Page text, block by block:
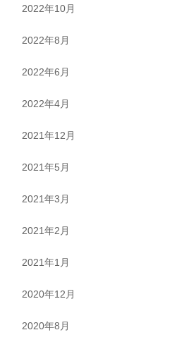
2022年10月
2022年8月
2022年6月
2022年4月
2021年12月
2021年5月
2021年3月
2021年2月
2021年1月
2020年12月
2020年8月